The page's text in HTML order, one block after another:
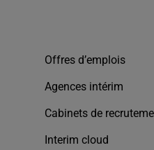
Offres d’emplois
Agences intérim
Cabinets de
Interim cloud